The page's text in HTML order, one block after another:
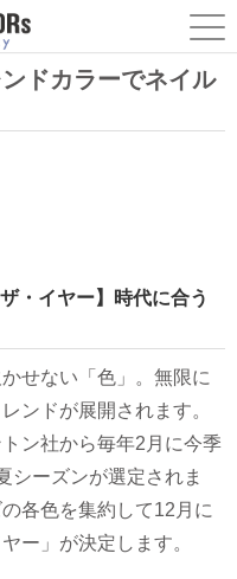
ドカラーでネイル
・イヤー】時代に合う
せない「色」。無限に
ンドが展開されます。
ン社から毎年2月に今季
シーズンが選定されま
各色を集約して12月に
ー」が決定します。